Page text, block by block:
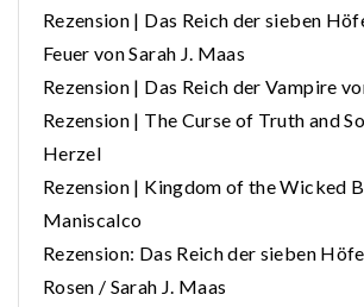
Rezension | Das Reich der sieben
Feuer von Sarah J. Maas
Rezension | Das Reich der Vampire
Rezension | The Curse of Truth and
Herzel
Rezension | Kingdom of the Wicked
Maniscalco
Rezension: Das Reich der sieben
Rosen / Sarah J. Maas